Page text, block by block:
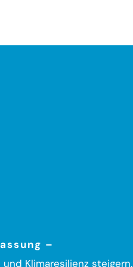
–
Klimaresilienz steigern.